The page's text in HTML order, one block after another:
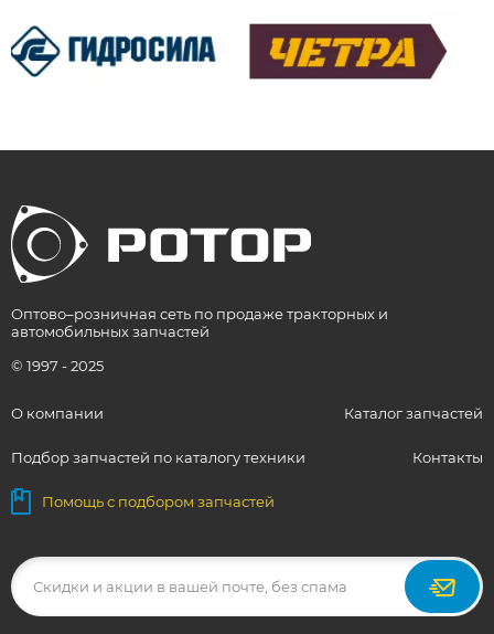
Оптово–розничная сеть по продаже тракторных и
автомобильных запчастей
© 1997 - 2025
О компании Каталог запчастей
Подбор запчастей по каталогу техники Контакты
Помощь с подбором запчастей